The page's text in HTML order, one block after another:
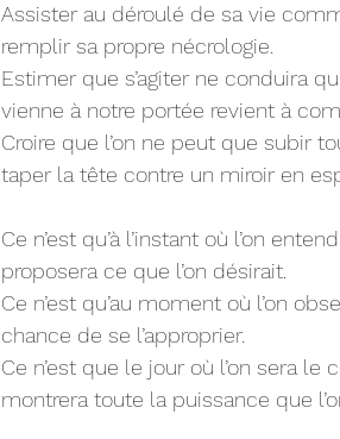
Assister au déroulé de sa vie
remplir sa propre nécrologie.
Estimer que s’agiter ne conduira
vienne à notre portée revient à
Croire que l’on ne peut que subir
taper la tête contre un miroir en
Ce n’est qu’à l’instant où l’on
proposera ce que l’on désirait.
Ce n’est qu’au moment où l’on
chance de se l’approprier.
Ce n’est que le jour où l’on sera
montrera toute la puissance que